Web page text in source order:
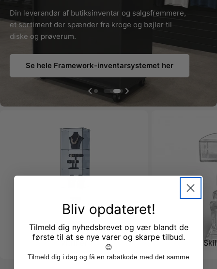
Din leverandør af butiksinventar og salgsfremmere,
et sortiment der spænder fra kroge og bøjler til
diske og prøverum.
Se hele Framework-inventarsystemet her
Vitriner
Bliv opdateret!
Tilmeld dig nyhedsbrevet og vær blandt de
første til at se nye varer og skarpe tilbud.
😊
Tilmeld dig i dag og få en rabatkode med det samme